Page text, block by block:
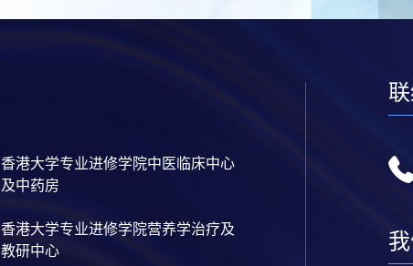
香港大学专业进修学院中医临床中心
及中药房
香港大学专业进修学院营养学治疗及
教研中心